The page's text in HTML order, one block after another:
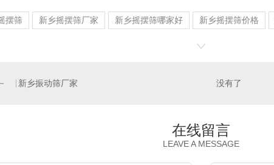
摆筛 新乡摇摆筛厂家 新乡摇摆筛哪家好 新乡摇摆筛价格
新乡振动筛厂家 没有了
在线留言
LEAVE A MESSAGE